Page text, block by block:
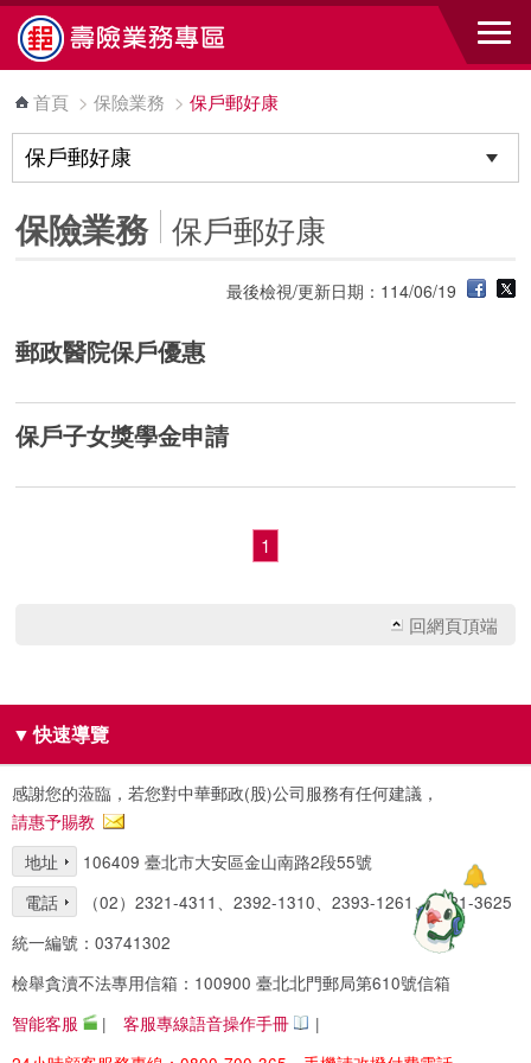
跳到主要內容區塊
首頁 >保險業務 >保戶郵好康
保險業務 保戶郵好康
最後檢視/更新日期：114/06/19
郵政醫院保戶優惠
保戶子女獎學金申請
1
回網頁頂端
▼ 快速導覽
感謝您的蒞臨，若您對中華郵政(股)公司服務有任何建議，
請惠予賜教
地址
106409 臺北市大安區金山南路2段55號
電話
（02）2321-4311、2392-1310、2393-1261、2321-3625
統一編號：03741302
檢舉貪瀆不法專用信箱：100900 臺北北門郵局第610號信箱
智能客服
| 客服專線語音操作手冊
|